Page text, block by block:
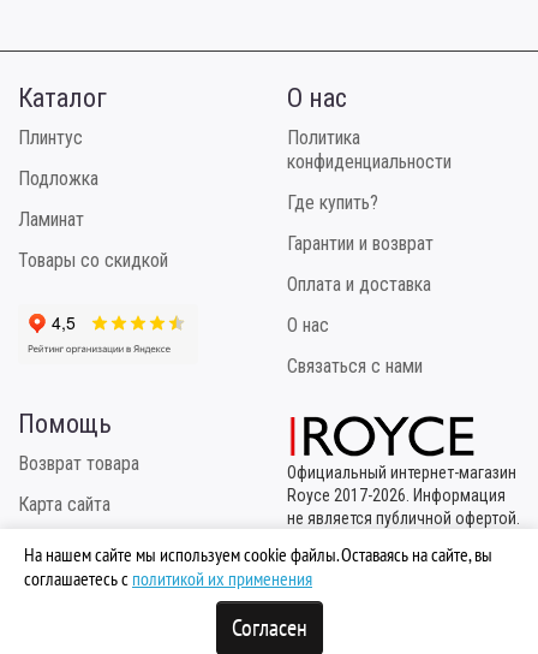
Каталог
Плинтус
Подложка
Ламинат
Товары со скидкой
О нас
Политика
конфиденциальности
Где купить?
Гарантии и возврат
Оплата и доставка
О нас
Связаться с нами
Помощь
Возврат товара
Карта сайта
Инструкция по укладке
Официальный интернет-магазин
Royce 2017-2026. Информация
не является публичной офертой.
правообладатель
ТМ "Royce" - ООО "МБК
Логистик"
На нашем сайте мы используем cookie файлы. Оставаясь на сайте, вы
соглашаетесь с политикой их применения
Согласен